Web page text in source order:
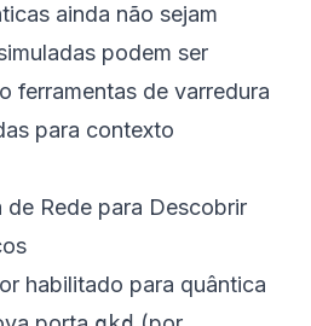
ainda não sejam
podem ser
ferramentas de varredura
para contexto
de Rede para Descobrir
habilitado para quântica